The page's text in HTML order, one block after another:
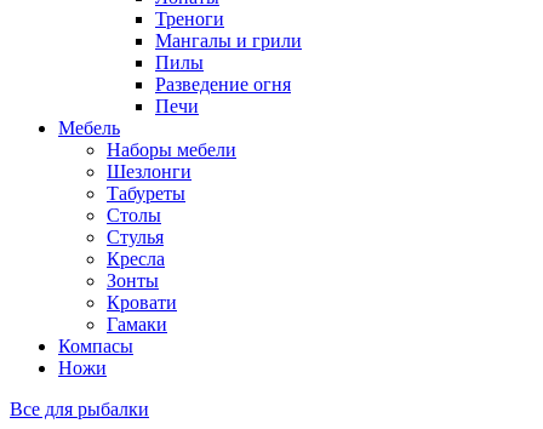
Треноги
Мангалы и грили
Пилы
Разведение огня
Печи
Мебель
Наборы мебели
Шезлонги
Табуреты
Столы
Стулья
Кресла
Зонты
Кровати
Гамаки
Компасы
Ножи
Все для рыбалки